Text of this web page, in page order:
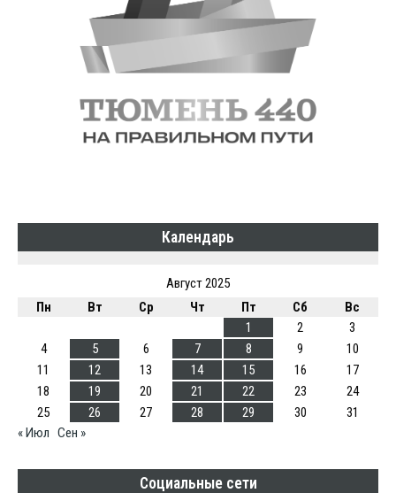
Календарь
Август 2025
Пн
Вт Ср Чт Пт Сб
Вс
1
2
3
4
5 6 7 8 9
10
11
12 13 14 15 16
17
18
19 20 21 22 23
24
25
26 27 28 29 30
31
« Июл Сен »
Социальные сети